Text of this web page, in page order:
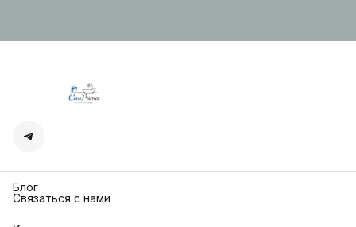
Блог
Связаться с нами